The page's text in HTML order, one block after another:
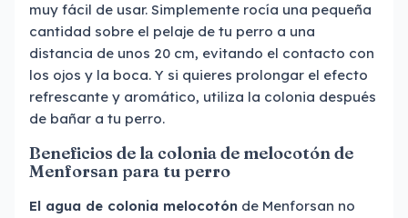
muy fácil de usar. Simplemente rocía una pequeña
cantidad sobre el pelaje de tu perro a una
distancia de unos 20 cm, evitando el contacto con
los ojos y la boca. Y si quieres prolongar el efecto
refrescante y aromático, utiliza la colonia después
de bañar a tu perro.
Beneficios de la colonia de melocotón de
Menforsan para tu perro
El agua de colonia melocotón de Menforsan no